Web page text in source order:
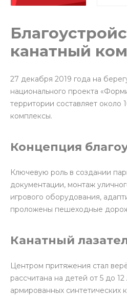
канатный
27 декабря 2019 года на
национального проекта
территории составляет
комплексы.
Концепция
Ключевую роль в создании
документации, монтаж
игрового оборудования,
проложены пешеходные
Канатный
Центром притяжения стал
рассчитана на детей от 5 до
армированных